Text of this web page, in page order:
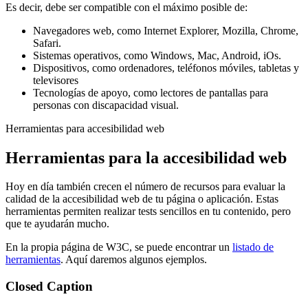
Es decir, debe ser compatible con el máximo posible de:
Navegadores web, como Internet Explorer, Mozilla, Chrome,
Safari.
Sistemas operativos, como Windows, Mac, Android, iOs.
Dispositivos, como ordenadores, teléfonos móviles, tabletas y
televisores
Tecnologías de apoyo, como lectores de pantallas para
personas con discapacidad visual.
Herramientas para accesibilidad web
Herramientas para la accesibilidad web
Hoy en día también crecen el número de recursos para evaluar la
calidad de la accesibilidad web de tu página o aplicación. Estas
herramientas permiten realizar tests sencillos en tu contenido, pero
que te ayudarán mucho.
En la propia página de W3C, se puede encontrar un listado de
herramientas. Aquí daremos algunos ejemplos.
Closed Caption